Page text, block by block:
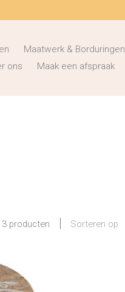
Maatwerk & Borduringen
ons Maak een afspraak
3 producten Sorteren op